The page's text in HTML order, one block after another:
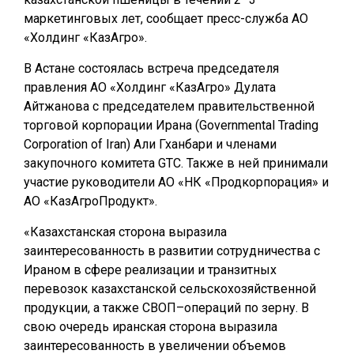
маркетинговых лет, сообщает пресс-служба АО
«Холдинг «КазАгро».
В Астане состоялась встреча председателя
правления АО «Холдинг «КазАгро» Дулата
Айтжанова с председателем правительственной
торговой корпорации Ирана (Governmental Trading
Corporation of Iran) Али Гханбари и членами
закупочного комитета GTC. Также в ней принимали
участие руководители АО «НК «Продкорпорация» и
АО «КазАгроПродукт».
«Казахстанская сторона выразила
заинтересованность в развитии сотрудничества с
Ираном в сфере реализации и транзитных
перевозок казахстанской сельскохозяйственной
продукции, а также СВОП–операций по зерну. В
свою очередь иранская сторона выразила
заинтересованность в увеличении объемов